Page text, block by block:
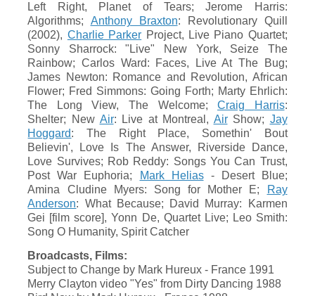
Left Right, Planet of Tears; Jerome Harris:
Algorithms; Anthony Braxton: Revolutionary Quill
(2002), Charlie Parker Project, Live Piano Quartet;
Sonny Sharrock: "Live" New York, Seize The
Rainbow; Carlos Ward: Faces, Live At The Bug;
James Newton: Romance and Revolution, African
Flower; Fred Simmons: Going Forth; Marty Ehrlich:
The Long View, The Welcome;Craig Harris:
Shelter; New Air: Live at Montreal, AirShow; Jay
Hoggard: The Right Place, Somethin' Bout
Believin', Love Is The Answer, Riverside Dance,
Love Survives; Rob Reddy: Songs You Can Trust,
Post War Euphoria;
Mark Helias- Desert Blue;
Amina Cludine Myers: Song for Mother E;
Ray
Anderson: What Because; David Murray: Karmen
Gei [film score], Yonn De, Quartet Live; Leo Smith:
Song O Humanity, Spirit Catcher
Broadcasts, Films:
Subject to Change by Mark Hureux - France 1991
Merry Clayton video "Yes" from Dirty Dancing 1988